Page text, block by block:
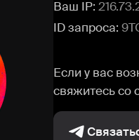
Ваш IP:
ID запроса:
Если у вас
свяжитесь со